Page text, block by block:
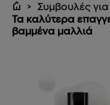
Συμβουλές
Τα καλύτερα
βαμμένα μαλλιά